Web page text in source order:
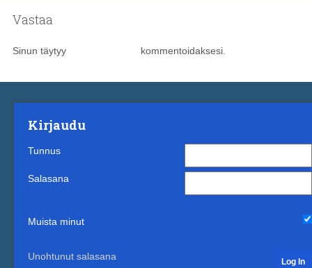
Vastaa
Sinun täytyy kommentoidaksesi.
Kirjaudu
Tunnus
Salasana
Muista minut
Unohtunut salasana